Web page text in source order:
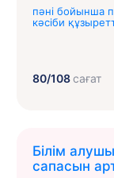
пәні бойынша
кәсіби
80/108сағат
Білім
сапасын